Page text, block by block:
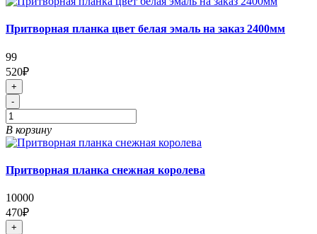
Притворная планка цвет белая эмаль на заказ 2400мм
99
520₽
+
-
В корзину
Притворная планка снежная королева
10000
470₽
+